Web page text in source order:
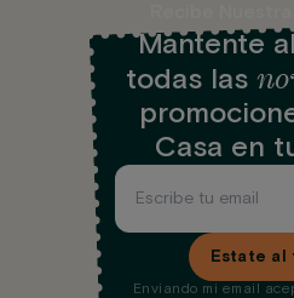
Mantente
todas las
Casa en
Estate al
Enviando mi email